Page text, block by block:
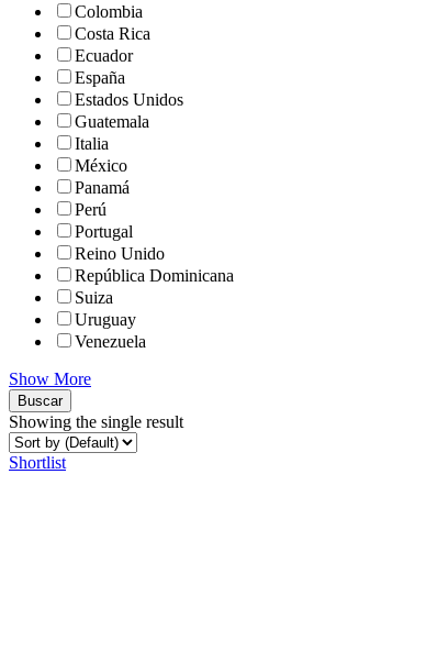
Colombia
Costa Rica
Ecuador
España
Estados Unidos
Guatemala
Italia
México
Panamá
Perú
Portugal
Reino Unido
República Dominicana
Suiza
Uruguay
Venezuela
Show More
Buscar
Showing the single result
Shortlist